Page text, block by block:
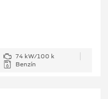
74 kW/100 k
Benzín